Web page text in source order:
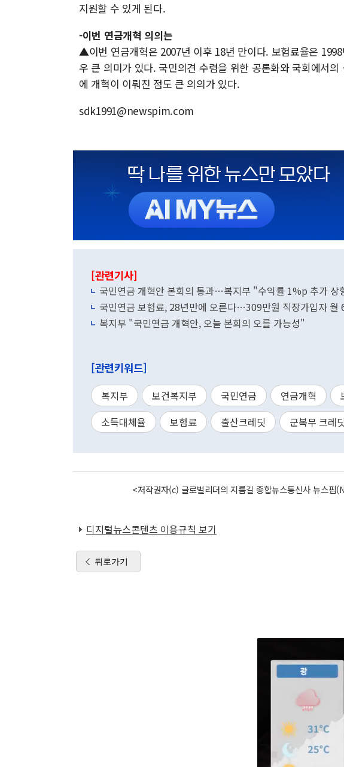
지원할 수 있게 된다.
-이번 연금개혁 의의는
▲이번 연금개혁은 2007년 이후 18년 만이다. 보험료율은
우 큰 의미가 있다. 국민의견 수렴을 위한 공론화와 국회에서
에 개혁이 이뤄진 점도 큰 의의가 있다.
sdk1991@newspim.com
[관련기사]
국민연금 개혁안 본회의 통과…복지부 "수익률 1%p 추가 상
국민연금 보험료, 28년만에 오른다…309만원 직장가입자 월
복지부 "국민연금 개혁안, 오늘 본회의 오를 가능성"
[관련키워드]
복지부 보건복지부 국민연금 연금개혁
소득대체율
보험료 출산크레딧 군복무 크레딧
<저작권자(c) 글로벌리더의 지름길 종합뉴스통신사 뉴스
디지털뉴스콘텐츠 이용규칙 보기
뒤로가기